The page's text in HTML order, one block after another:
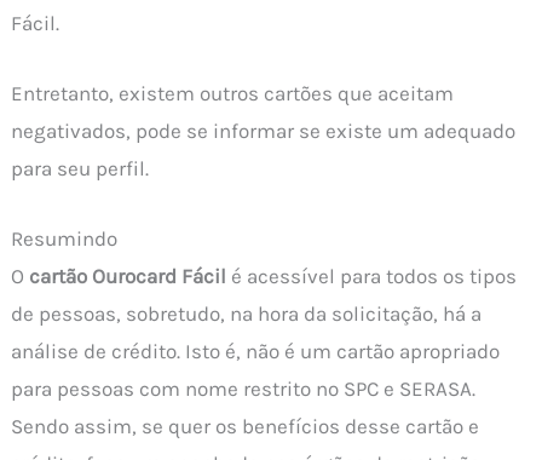
Fácil.
Entretanto, existem outros cartões que aceitam
negativados, pode se informar se existe um adequado
para seu perfil.
Resumindo
O cartão Ourocard Fácil é acessível para todos os tipos
de pessoas, sobretudo, na hora da solicitação, há a
análise de crédito. Isto é, não é um cartão apropriado
para pessoas com nome restrito no SPC e SERASA.
Sendo assim, se quer os benefícios desse cartão e